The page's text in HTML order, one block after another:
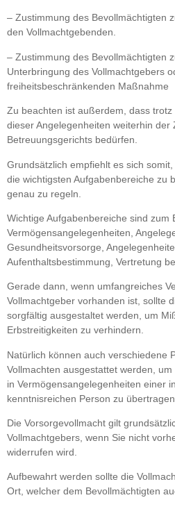
– Zustimmung des Bevollmächtigten
den Vollmachtgebenden.
– Zustimmung des Bevollmächtigten
Unterbringung des Vollmachtgebers
freiheitsbeschränkenden Maßnahme
Zu beachten ist außerdem, dass
dieser Angelegenheiten weiterhin der
Betreuungsgerichts bedürfen.
Grundsätzlich empfiehlt es sich
die wichtigsten Aufgabenbereiche zu
genau zu regeln.
Wichtige Aufgabenbereiche sind zum
Vermögensangelegenheiten,
Gesundheitsvorsorge,
Aufenthaltsbestimmung, Vertretung
Gerade dann, wenn umfangreiches
Vollmachtgeber vorhanden ist, sollte
sorgfältig ausgestaltet werden, um
Erbstreitigkeiten zu verhindern.
Natürlich können auch verschiedene
Vollmachten ausgestattet werden,
in Vermögensangelegenheiten einer
kenntnisreichen Person zu übertragen.
Die Vorsorgevollmacht gilt
Vollmachtgebers, wenn Sie nicht
widerrufen wird.
Aufbewahrt werden sollte die
Ort, welcher dem Bevollmächtigten